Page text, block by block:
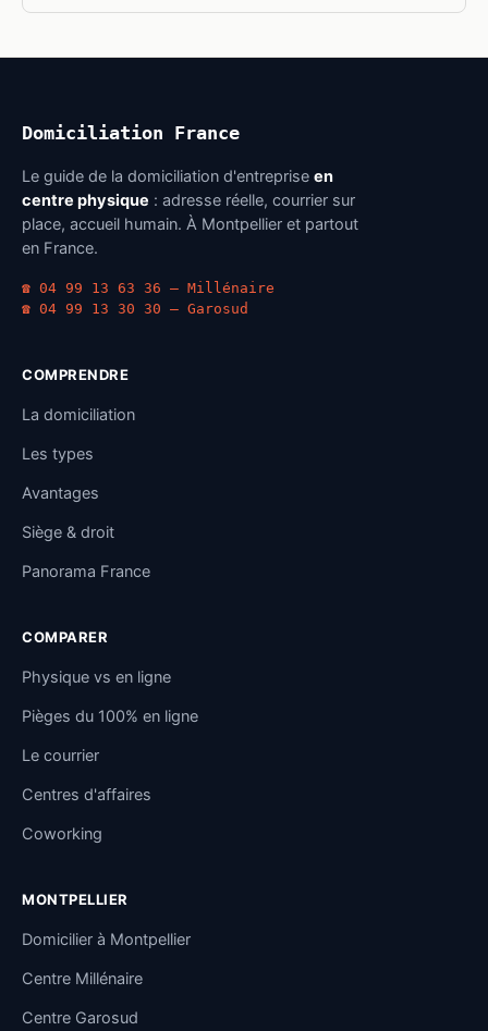
Domiciliation France
Le guide de la domiciliation d'entreprise en
centre physique : adresse réelle, courrier sur
place, accueil humain. À Montpellier et partout
en France.
☎ 04 99 13 63 36 — Millénaire
☎ 04 99 13 30 30 — Garosud
COMPRENDRE
La domiciliation
Les types
Avantages
Siège & droit
Panorama France
COMPARER
Physique vs en ligne
Pièges du 100% en ligne
Le courrier
Centres d'affaires
Coworking
MONTPELLIER
Domicilier à Montpellier
Centre Millénaire
Centre Garosud